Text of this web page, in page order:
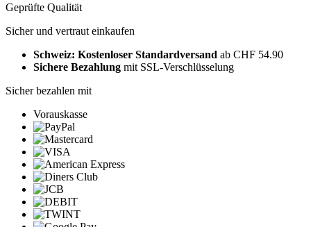
Geprüfte Qualität
Sicher und vertraut einkaufen
Schweiz: Kostenloser Standardversand ab CHF 54.90
Sichere Bezahlung mit SSL-Verschlüsselung
Sicher bezahlen mit
Vorauskasse